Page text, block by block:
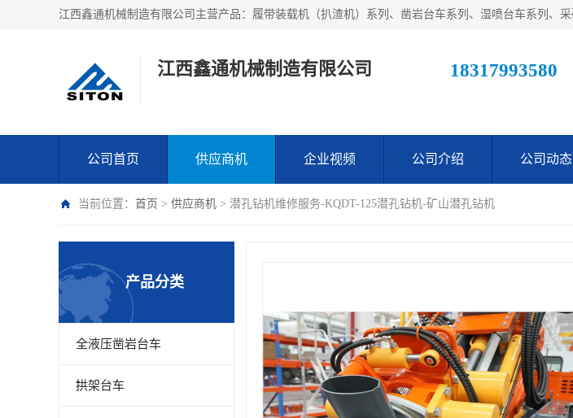
江西鑫通机械制造有限公司 18317993580
公司首页 供应商机 企业视频 公司介绍 公司动态
当前位置： 首页 > 供应商机 > 潜孔钻机维修服务-KQDT-125潜孔钻机-矿山潜孔钻机
产品分类
全液压凿岩台车
拱架台车